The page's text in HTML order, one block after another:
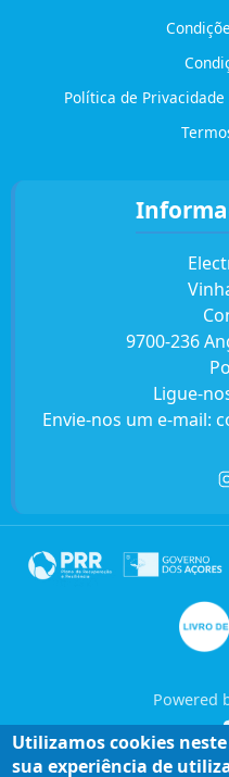
Política de
9700-236
Ligue-
Envie-nos um e-mail:
Powered
Utilizamos cookies
sua experiência de